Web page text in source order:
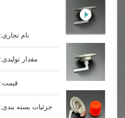
نام تجاری:
مقدار تولیدی:
قیمت:
جزئیات بسته بندی: